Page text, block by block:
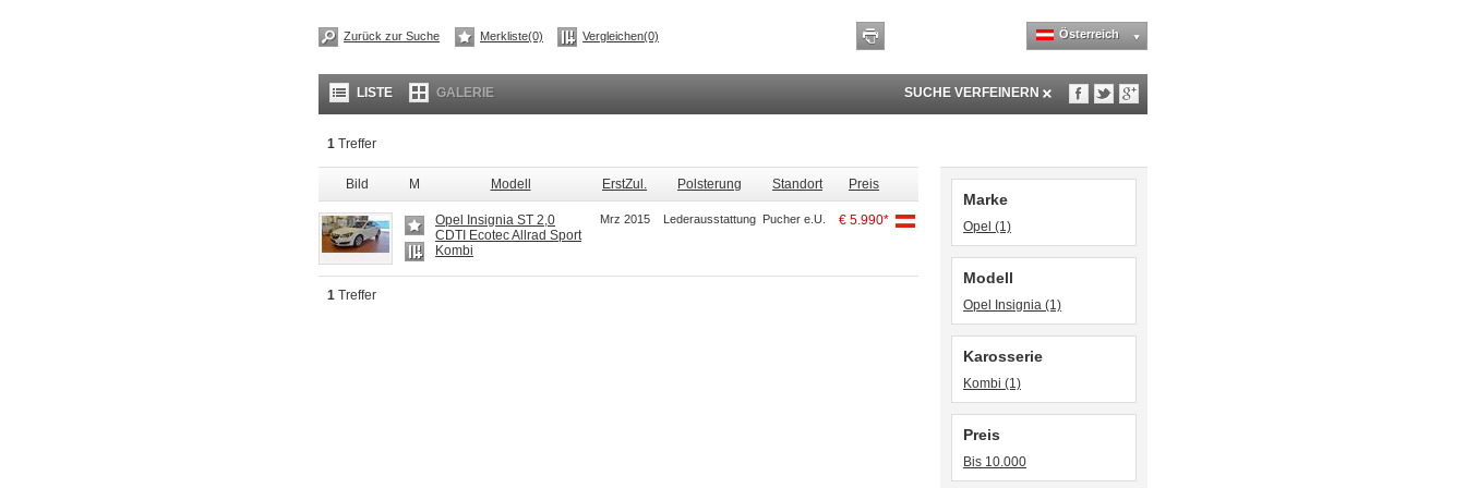
Österreich
Merkliste(0) Vergleichen(0)
LISTE GALERIE SUCHE VERFEINERN
Marke
Opel (1)
Modell
Opel Insignia (1)
Karosserie
Kombi (1)
Preis
Bis 10.000
1 Treffer
Bild M Modell ErstZul. Polsterung Standort Preis
Opel Insignia ST 2,0
CDTI Ecotec Allrad Sport
Kombi
Mrz 2015 Lederausstattung Pucher e.U. € 5.990*
1 Treffer
Zurück zur Suche